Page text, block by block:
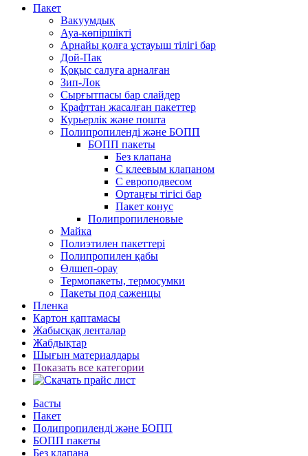
Пакет
Вакуумдық
Ауа-көпіршікті
Арнайы қолға ұстауыш тілігі бар
Дой-Пак
Қоқыс салуға арналған
Зип-Лок
Сырғытпасы бар слайдер
Крафттан жасалған пакеттер
Курьерлік және пошта
Полипропиленді және БОПП
БОПП пакеты
Без клапана
С клеевым клапаном
С европодвесом
Ортаңғы тігісі бар
Пакет конус
Полипропиленовые
Майка
Полиэтилен пакеттері
Полипропилен қабы
Өлшеп-орау
Термопакеты, термосумки
Пакеты под саженцы
Пленка
Картон қаптамасы
Жабысқақ ленталар
Жабдықтар
Шығын материалдары
Показать все категории
Басты
Пакет
Полипропиленді және БОПП
БОПП пакеты
Без клапана